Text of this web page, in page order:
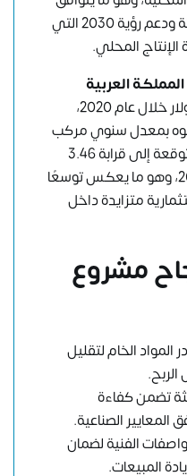
مع التوجهات الاقتصادية الحديثة ودعم رؤية 2030 التي
الإنتاج المحلي.
المملكة العربية
إلى نحو 2.4 مليار دولار خلال عام 2020،
بمعدل سنوي مركب
يبلغ 5.31%، ما يرفع قيمته المتوقعة إلى قرابة 3.46
مليار دولار بحلول نهاية عام 2027، وهو ما يعكس توسعًا
متزايدة داخل
مشروع
الخام لتقليل
تضمن كفاءة
الصناعية.
الفنية لضمان
المبيعات.